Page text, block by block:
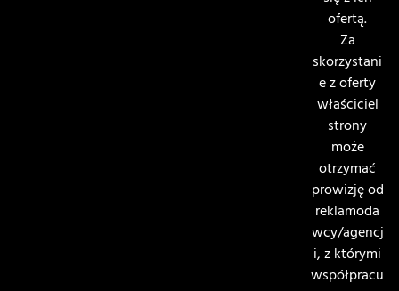
ofertą.
Za
skorzystani
e z oferty
właściciel
strony
może
otrzymać
prowizję od
reklamoda
wcy/agencj
i, z którymi
współpracu